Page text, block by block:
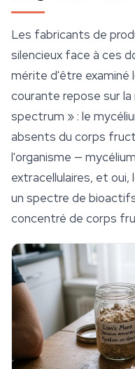
Les fabricants de
silencieux face à ces
mérite d'être examiné
courante repose sur
spectrum » : le
absents du corps
l'organisme —
extracellulaires, et
un spectre de
concentré de corps